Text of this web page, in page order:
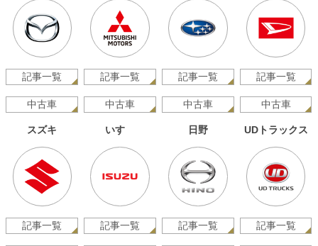
記事一覧
中古車
記事一覧
中古車
記事一覧
中古車
記事一覧
中古車
スズキ
記事一覧
いすゞ
記事一覧
日野
記事一覧
UDトラックス
記事一覧